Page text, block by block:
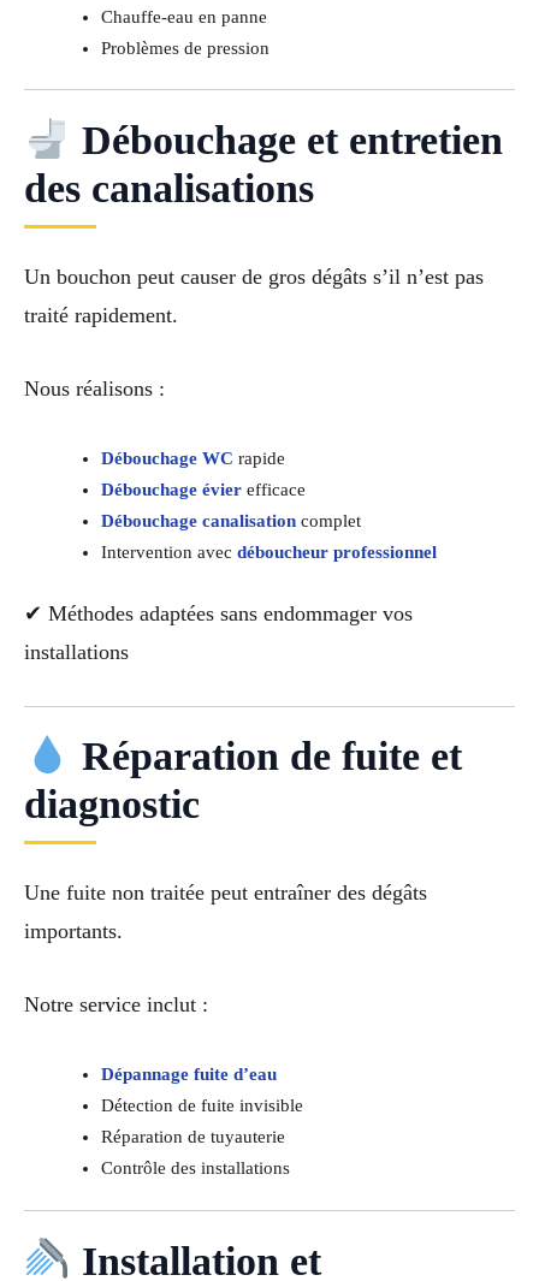
Chauffe-eau en panne
Problèmes de pression
Débouchage et entretien
des canalisations
Un bouchon peut causer de gros dégâts s’il n’est pas
traité rapidement.
Nous réalisons :
Débouchage WC rapide
Débouchage évierefficace
Débouchage canalisationcomplet
Intervention avec déboucheur professionnel
✔ Méthodes adaptées sans endommager vos
installations
Réparation de fuite et
diagnostic
Une fuite non traitée peut entraîner des dégâts
importants.
Notre service inclut :
Dépannage fuite d’eau
Détection de fuite invisible
Réparation de tuyauterie
Contrôle des installations
Installation et